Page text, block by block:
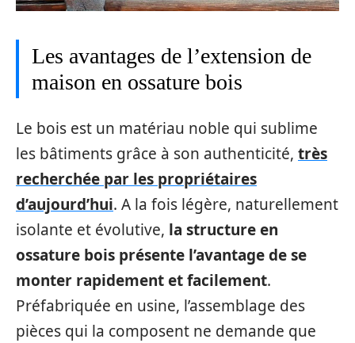
Les avantages de l’extension de
maison en ossature bois
Le bois est un matériau noble qui sublime
les bâtiments grâce à son authenticité, très
recherchée par les propriétaires
d’aujourd’hui. A la fois légère, naturellement
isolante et évolutive, la structure en
ossature bois présente l’avantage de se
monter rapidement et facilement.
Préfabriquée en usine, l’assemblage des
pièces qui la composent ne demande que